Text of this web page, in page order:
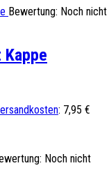
Bewertung: Noch nicht
: 7,95 €
Noch nicht